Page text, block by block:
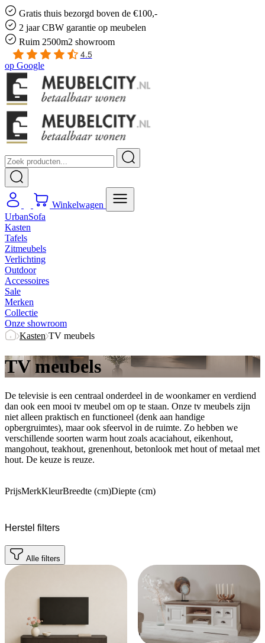
Gratis thuis bezorgd boven de €100,-
2 jaar CBW garantie op meubelen
Ruim 2500m2 showroom
4.5
op Google
Winkelwagen
UrbanSofa
Kasten
Tafels
Zitmeubels
Verlichting
Outdoor
Accessoires
Sale
Merken
Collectie
Onze showroom
Kasten TV meubels
TV meubels
De televisie is een centraal onderdeel in de woonkamer en verdiend
dan ook een mooi tv meubel om op te staan. Onze tv meubels zijn
niet alleen praktisch en functioneel (denk aan handige
opbergruimtes), maar ook sfeervol in de ruimte. Zo hebben we
verschillende soorten warm hout zoals acaciahout, eikenhout,
mangohout, teakhout, grenenhout, betonlook met hout of metaal met
hout. De keuze is reuze.
PrijsMerkKleurBreedte (cm)Diepte (cm)
Herstel filters
Alle filters